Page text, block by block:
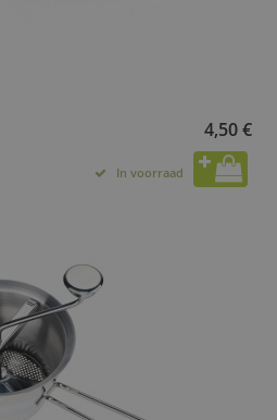
4,50 €
In voorraad